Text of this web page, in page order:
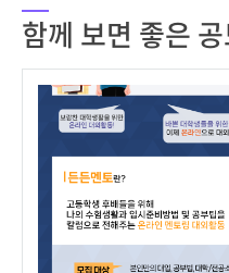
함께 보면 좋은